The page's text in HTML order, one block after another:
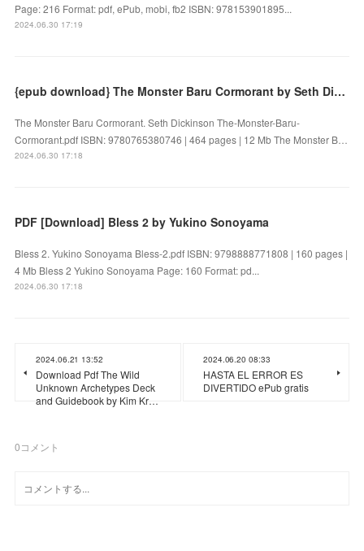
Page: 216 Format: pdf, ePub, mobi, fb2 ISBN: 978153901895...
2024.06.30 17:19
{epub download} The Monster Baru Cormorant by Seth Dickinson
The Monster Baru Cormorant. Seth Dickinson The-Monster-Baru-
Cormorant.pdf ISBN: 9780765380746 | 464 pages | 12 Mb The Monster B…
2024.06.30 17:18
PDF [Download] Bless 2 by Yukino Sonoyama
Bless 2. Yukino Sonoyama Bless-2.pdf ISBN: 9798888771808 | 160 pages |
4 Mb Bless 2 Yukino Sonoyama Page: 160 Format: pd...
2024.06.30 17:18
2024.06.21 13:52
Download Pdf The Wild
Unknown Archetypes Deck
and Guidebook by Kim Kr…
2024.06.20 08:33
HASTA EL ERROR ES
DIVERTIDO ePub gratis
0コメント